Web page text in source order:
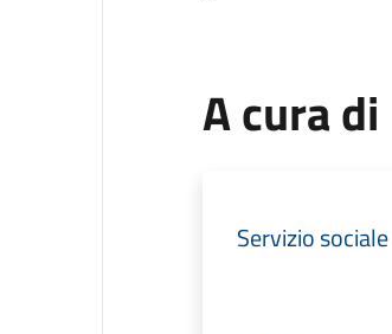
A cura di
Servizio sociale